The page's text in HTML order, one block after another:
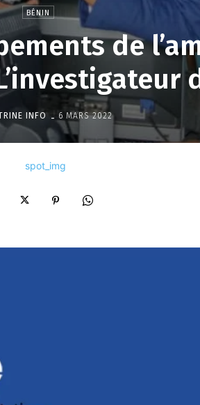
BÉNIN
de
INFO - 6 MARS 2022